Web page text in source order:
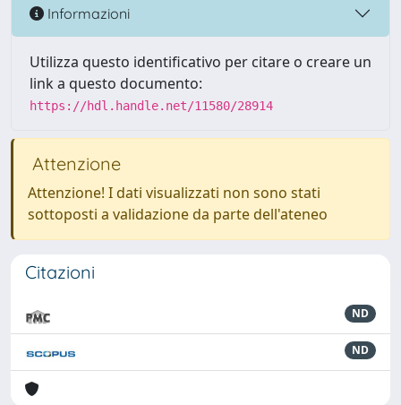
Informazioni
Utilizza questo identificativo per citare o creare un
link a questo documento:
https://hdl.handle.net/11580/28914
Attenzione
Attenzione! I dati visualizzati non sono stati
sottoposti a validazione da parte dell'ateneo
Citazioni
ND
ND